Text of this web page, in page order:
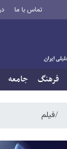
تماس با ما
فرهنگ جامعه
فیلم